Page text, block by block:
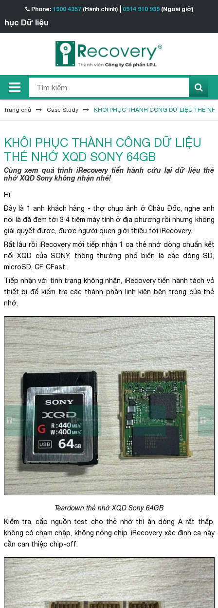
Phone: 1900 4357(Hành chính) 0914 910 939(Ngoài giờ)
Trang chủ Case Study KHÔI PHỤC THÀNH CÔNG DỮ LIỆU THẺ
KHÔI PHỤC THÀNH CÔNG DỮ LIỆU
THẺ NHỚ XQD SONY 64GB
Cùng xem quá trình iRecovery tiến hành cứu lại dữ liệu thẻ
nhớ XQD Sony không nhận nhé!
Hi,
Đây là 1 anh khách hàng - thợ chụp ảnh ở Châu Đốc, nghe anh
nói là đã đem tới 3 4 tiệm máy tính ở địa phương rồi nhưng không
giải quyết được, được người quen giới thiệu tới iRecovery.
Rất lâu rồi iRecovery mới tiếp nhận 1 ca thẻ nhớ dòng chuẩn kết
nối XQD của SONY, thông thường phổ biến là các dòng SD,
microSD, CF, CFast...
Tiếp nhận với tình trạng không nhận, iRecovery tiến hành tách vỏ
thiết bị để kiểm tra các thành phần linh kiện bên trong của thẻ
nhớ.
Teardown thẻ nhớ XQD Sony 64GB
Kiểm tra, cấp nguồn test cho thẻ nhớ thì ăn dòng A rất thấp,
không có chạm chập, không nóng chip. iRecovery xác định ca này
cần can thiệp chip-off.